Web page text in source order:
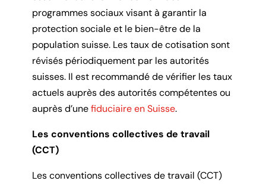
programmes sociaux visant à garantir la
protection sociale et le bien-être de la
population suisse. Les taux de cotisation sont
révisés périodiquement par les autorités
suisses. Il est recommandé de vérifier les taux
actuels auprès des autorités compétentes ou
auprès d’unefiduciaire en Suisse.
Les conventions collectives de travail
(CCT)
Les conventions collectives de travail (CCT)